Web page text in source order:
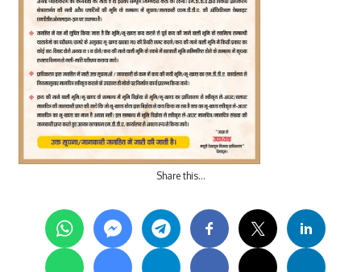
Share this…